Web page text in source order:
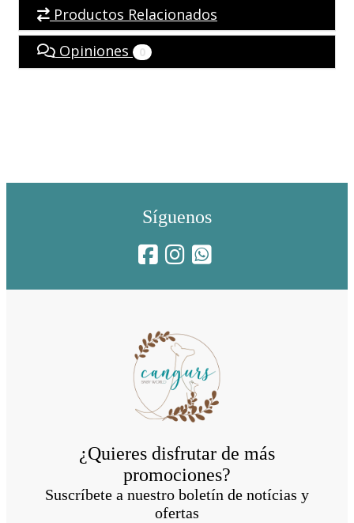
Productos Relacionados
Opiniones
0
Síguenos
¿Quieres disfrutar de más
promociones?
Suscríbete a nuestro boletín de notícias y
ofertas